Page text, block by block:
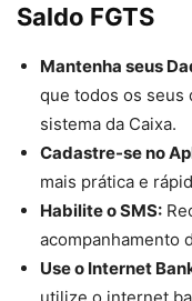
Saldo FGTS
Mantenha seus
que todos os seus
sistema da Caixa.
Cadastre-se no
mais prática e
Habilite o SMS:
acompanhamento
Use o Internet